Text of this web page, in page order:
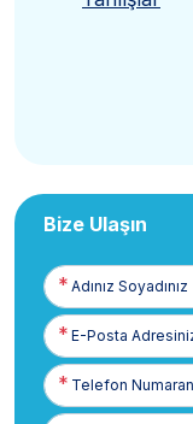
Bize Ulaşın
Adınız
Soyadınız
E-
Posta
Telefon
Numaranız